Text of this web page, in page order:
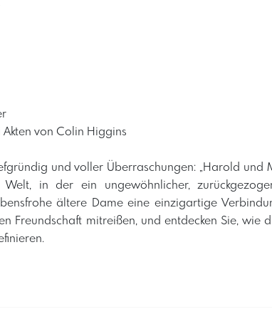
Akten von Colin Higgins
und voller Überraschungen: „Harold und
in der ein ungewöhnlicher,
ältere Dame eine einzigartige
Freundschaft mitreißen, und entdecken Sie, wie